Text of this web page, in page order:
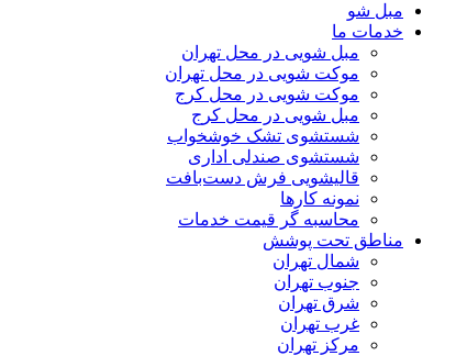
مبل شو
خدمات ما
مبل شویی در محل تهران
موکت شویی در محل تهران
موکت شویی در محل کرج
مبل شویی در محل کرج
شستشوی تشک خوشخواب
شستشوی صندلی اداری
قالیشویی فرش دست‌بافت
نمونه کارها
محاسبه گر قیمت خدمات
مناطق تحت پوشش
شمال تهران
جنوب تهران
شرق تهران
غرب تهران
مرکز تهران